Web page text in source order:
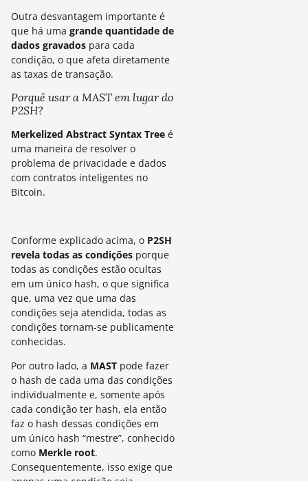
Outra desvantagem importante é
que há uma grande quantidade de
dados gravados para cada
condição, o que afeta diretamente
as taxas de transação.
Porquê usar a MAST em lugar do
P2SH?
Merkelized Abstract Syntax Tree é
uma maneira de resolver o
problema de privacidade e dados
com contratos inteligentes no
Bitcoin.
Conforme explicado acima, o P2SH
revela todas as condições porque
todas as condições estão ocultas
em um único hash, o que significa
que, uma vez que uma das
condições seja atendida, todas as
condições tornam-se publicamente
conhecidas.
Por outro lado, a MAST pode fazer
o hash de cada uma das condições
individualmente e, somente após
cada condição ter hash, ela então
faz o hash dessas condições em
um único hash “mestre”, conhecido
como Merkle root.
Consequentemente, isso exige que